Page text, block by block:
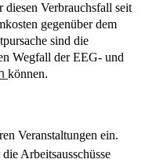
Verbrauchsfall seit
gegenüber dem
sind die
Wegfall der EEG- und
können.
Veranstaltungen ein.
Arbeitsausschüsse